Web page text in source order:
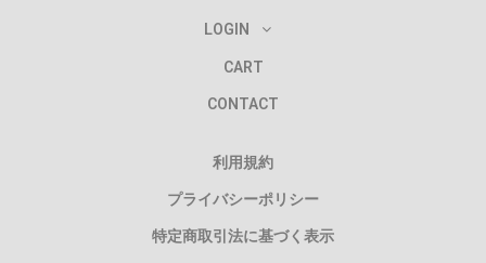
LOGIN
CART
CONTACT
利用規約
プライバシーポリシー
特定商取引法に基づく表示